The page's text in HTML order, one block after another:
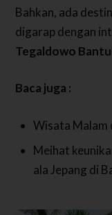
Bahkan, ada
digarap dengan
Tegaldowo
Baca juga :
Wisata Malam
Meihat
ala Jepang di